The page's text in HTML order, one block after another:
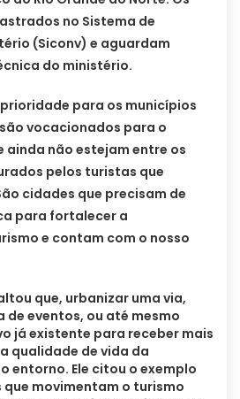
no Sistema de
(Siconv) e aguardam
do ministério.
para os municípios
vocacionados para o
ainda não estejam entre os
pelos turistas que
cidades que precisam de
para fortalecer a
e contam com o nosso
que, urbanizar uma via,
eventos, ou até mesmo
já existente para receber mais
qualidade de vida da
entorno. Ele citou o exemplo
movimentam o turismo